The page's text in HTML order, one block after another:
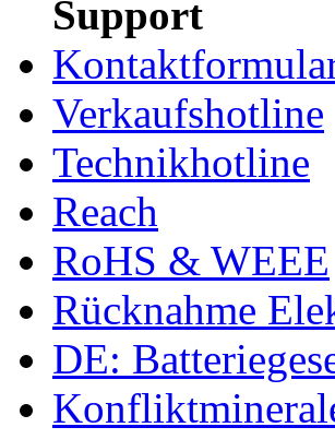
Support
Verkaufshotline
Technikhotline
Reach
RoHS & WEEE
Rücknahme
DE: